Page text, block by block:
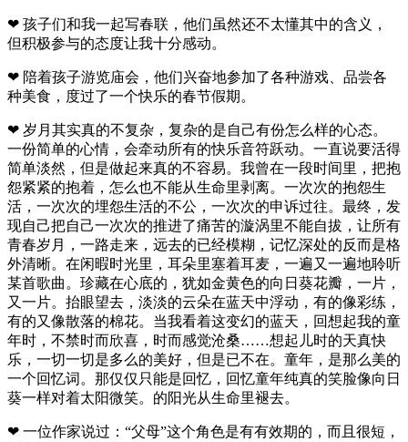
❤ 孩子们和我一起写春联，他们虽然还不太懂其中的含义，
但积极参与的态度让我十分感动。
❤ 陪着孩子游览庙会，他们兴奋地参加了各种游戏、品尝各
种美食，度过了一个快乐的春节假期。
❤ 岁月其实真的不复杂，复杂的是自己有份怎么样的心态。
一份简单的心情，会牵动所有的快乐音符跃动。一直说要活得
简单淡然，但是做起来真的不容易。我曾在一段时间里，把抱
怨紧紧的抱着，怎么也不能从生命里剥离。一次次的抱怨生
活，一次次的埋怨生活的不公，一次次的申诉过往。最终，发
现自己把自己一次次的推进了痛苦的漩涡里不能自拔，让所有
青春岁月，一路走来，远去的已经模糊，记忆深处的反而是格
外清晰。在闲暇时光里，耳朵里塞着耳麦，一遍又一遍地聆听
某首歌曲。珍藏在心底的，犹如金黄色的向日葵花瓣，一片，
又一片。抬眼望去，淡淡的云朵在蓝天中浮动，有的像彩练，
有的又像散落的棉花。当我看着这变幻的蓝天，回想起我的童
年时，不禁时而欣喜，时而感觉沧桑……想起儿时的天真快
乐，一切一切是多么的美好，但是已不在。童年，是那么美的
一个回忆词。那仅仅只能是回忆，回忆童年纯真的笑脸像向日
葵一样对着太阳微笑。的阳光从生命里褪去。
❤ 一位作家说过：“父母”这个角色是有有效期的，而且很短，